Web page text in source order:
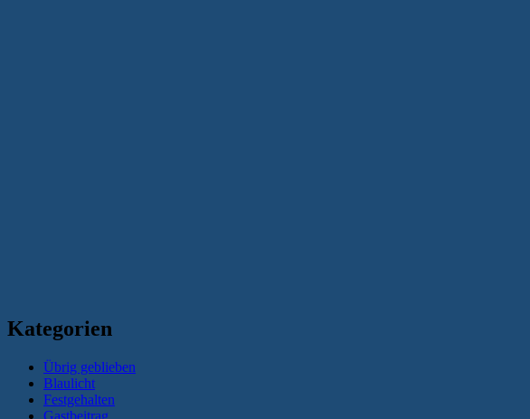
Kategorien
Übrig geblieben
Blaulicht
Festgehalten
Gastbeitrag